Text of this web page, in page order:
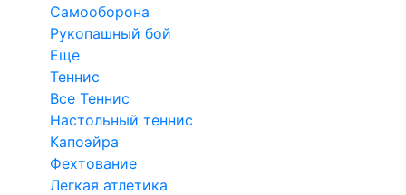
Самооборона
Рукопашный бой
Еще
Теннис
Все Теннис
Настольный теннис
Капоэйра
Фехтование
Легкая атлетика